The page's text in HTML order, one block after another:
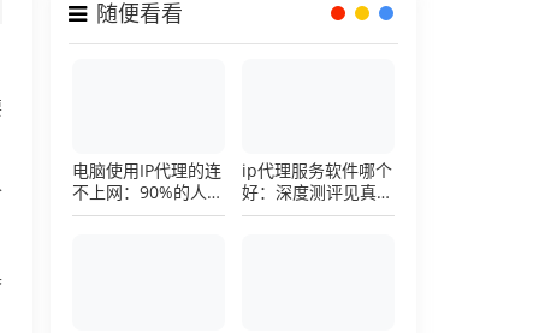
随便看看
电脑使用IP代理的连
不上网：90%的人踩
过这个坑，一招修复
ip代理服务软件哪个
好：深度测评见真
章，帮你把钱花在刀